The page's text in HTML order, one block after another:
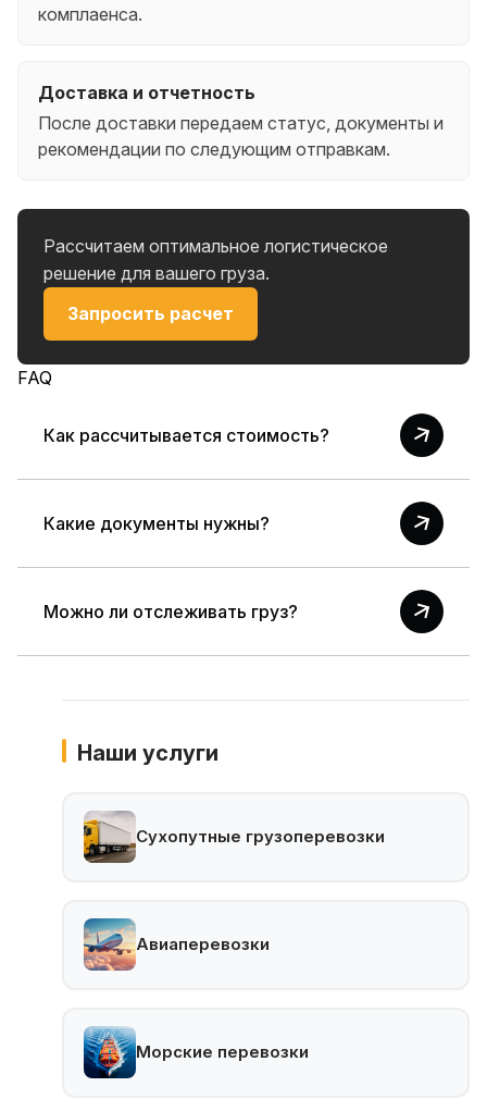
комплаенса.
Доставка и отчетность
После доставки передаем статус, документы и
рекомендации по следующим отправкам.
Рассчитаем оптимальное логистическое
решение для вашего груза.
Запросить расчет
FAQ
Как рассчитывается стоимость?
Стоимость зависит от веса, объема, маршрута,
вида транспорта, таможенных требований и
Какие документы нужны?
Обычно требуются invoice, packing list, контракт, а
также сертификаты или разрешения по типу груза.
Можно ли отслеживать груз?
Наши услуги
Сухопутные грузоперевозки
Авиаперевозки
Морские перевозки